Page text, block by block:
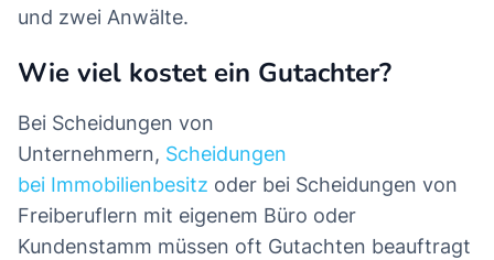
und zwei Anwälte.
Wie viel kostet ein Gutachter?
Bei Scheidungen von
Unternehmern, Scheidungen
bei Immobilienbesitz oder bei Scheidungen von
Freiberuflern mit eigenem Büro oder
Kundenstamm müssen oft Gutachten beauftragt